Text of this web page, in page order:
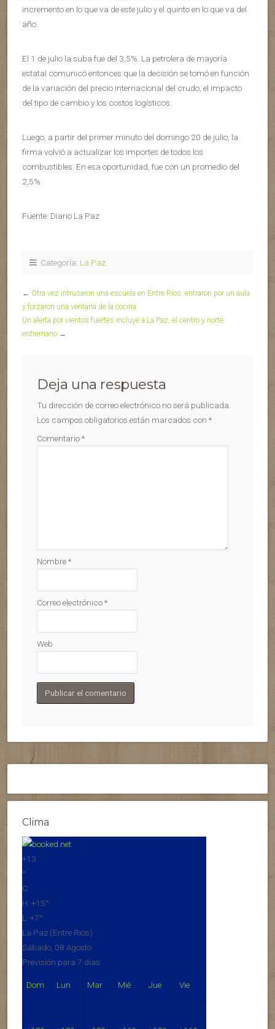
incremento en lo que va de este julio y el quinto en lo que va del
año.
El 1 de julio la suba fue del 3,5%. La petrolera de mayoría
estatal comunicó entonces que la decisión se tomó en función
de la variación del precio internacional del crudo, el impacto
del tipo de cambio y los costos logísticos.
Luego, a partir del primer minuto del domingo 20 de julio, la
firma volvió a actualizar los importes de todos los
combustibles. En esa oportunidad, fue con un promedio del
2,5%
Fuente: Diario La Paz
Categoría: La Paz
← Otra vez intrusaron una escuela en Entre Ríos: entraron por un aula
y forzaron una ventana de la cocina
Un alerta por vientos fuertes incluye a La Paz, el centro y norte
entrerriano →
Deja una respuesta
Tu dirección de correo electrónico no será publicada.
Los campos obligatorios están marcados con *
Comentario*
Nombre*
Correo electrónico*
Web
Clima
+13
°
C
H: +15°
L: +7°
La Paz (Entre Rios)
Sábado, 08 Agosto
Previsión para 7 días
Dom Lun Mar Mié Jue Vie